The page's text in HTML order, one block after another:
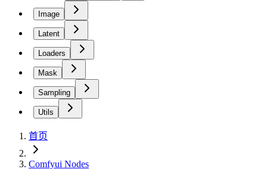
Image
Latent
Loaders
Mask
Sampling
Utils
首页
Comfyui Nodes